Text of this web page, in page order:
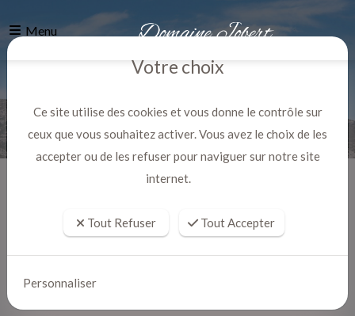
Menu
Votre choix
Ce site utilise des cookies et vous donne le contrôle sur
ceux que vous souhaitez activer. Vous avez le choix de les
accepter ou de les refuser pour naviguer sur notre site
internet.
Tout Refuser Tout Accepter
Personnaliser